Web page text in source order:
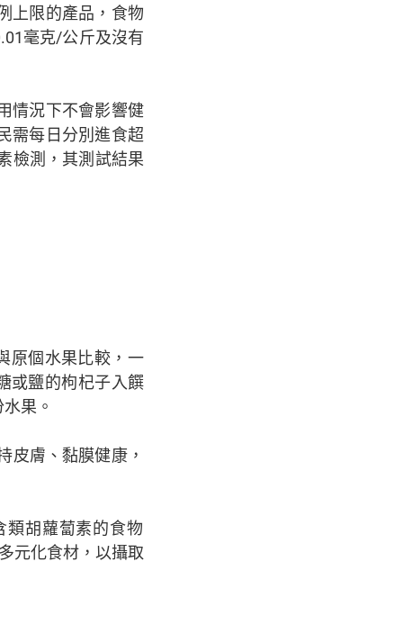
上限的產品，食物
毫克/公斤及沒有
情況下不會影響健
需每日分別進食超
檢測，其測試結果
原個水果比較，一
或鹽的枸杞子入饌
果。
皮膚、黏膜健康，
胡蘿蔔素的食物
元化食材，以攝取